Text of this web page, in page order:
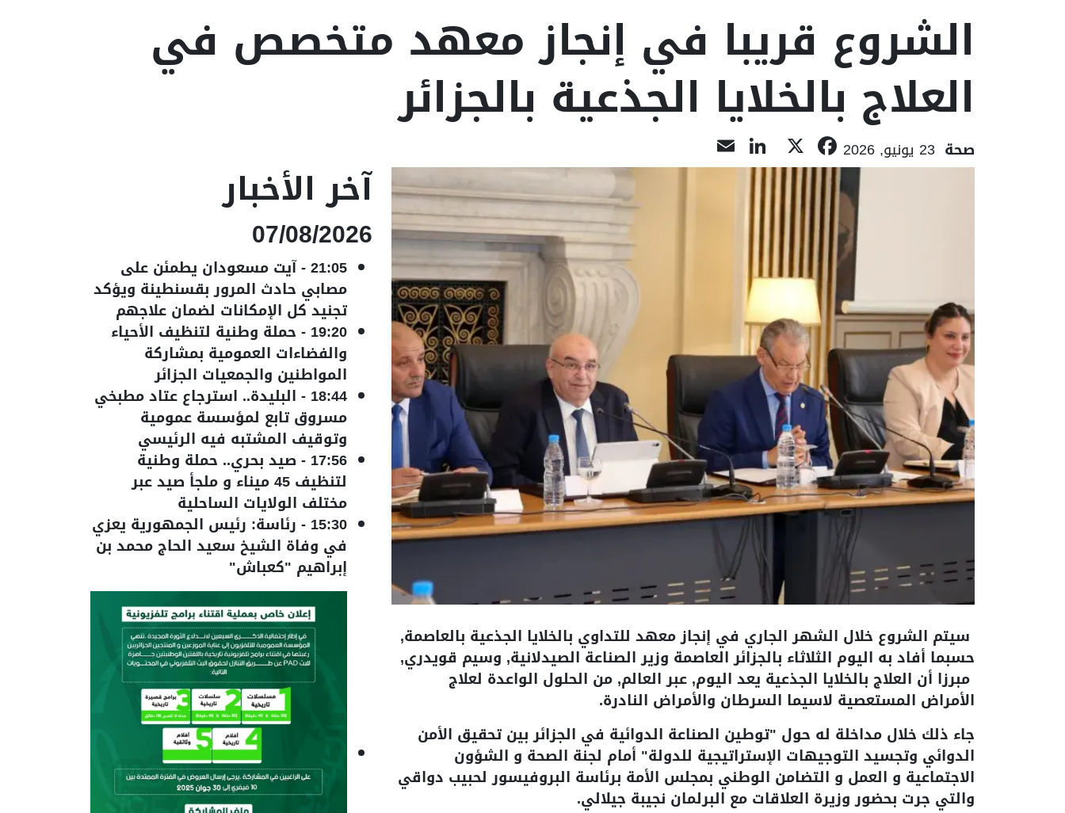
الشروع قريبا في إنجاز معهد متخصص في
العلاج بالخلايا الجذعية بالجزائر
صحة 23 يونيو, 2026 Facebook
LinkedIn
سيتم الشروع خلال الشهر الجاري في إنجاز معهد للتداوي بالخلايا الجذعية بالعاصمة,
حسبما أفاد به اليوم الثلاثاء بالجزائر العاصمة وزير الصناعة الصيدلانية, وسيم قويدري,
مبرزا أن العلاج بالخلايا الجذعية يعد اليوم, عبر العالم, من الحلول الواعدة لعلاج
الأمراض المستعصية لاسيما السرطان والأمراض النادرة.
جاء ذلك خلال مداخلة له حول "توطين الصناعة الدوائية في الجزائر بين تحقيق الأمن
الدوائي وتجسيد التوجيهات الإستراتيجية للدولة" أمام لجنة الصحة و الشؤون
الاجتماعية و العمل و التضامن الوطني بمجلس الأمة برئاسة البروفيسور لحبيب دواقي
والتي جرت بحضور وزيرة العلاقات مع البرلمان نجيبة جيلالي.
آخر الأخبار
07/08/2026
21:05
-آيت مسعودان يطمئن على
مصابي حادث المرور بقسنطينة ويؤكد
تجنيد كل الإمكانات لضمان علاجهم
19:20
- حملة وطنية لتنظيف الأحياء
والفضاءات العمومية بمشاركة
المواطنين والجمعيات الجزائر
18:44
- البليدة.. استرجاع عتاد مطبخي
مسروق تابع لمؤسسة عمومية
وتوقيف المشتبه فيه الرئيسي
17:56
- صيد بحري.. حملة وطنية
لتنظيف 45 ميناء و ملجأ صيد عبر
مختلف الولايات الساحلية
15:30
- رئاسة: رئيس الجمهورية يعزي
في وفاة الشيخ سعيد الحاج محمد بن
إبراهيم "كعباش"